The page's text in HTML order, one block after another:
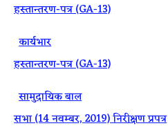
हस्तान्तरण-पत्र (GA-13)
कार्यभार
हस्तान्तरण-पत्र (GA-13)
सामुदायिक बाल
सभा (14 नवम्बर, 2019) निरीक्षण प्रपत्र